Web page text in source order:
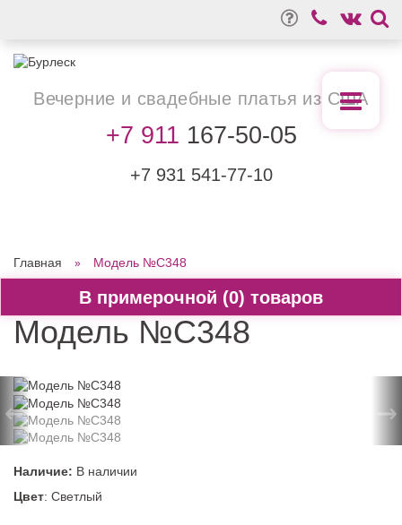
0
Вечерние и свадебные платья из США
+7 911 167-50-05
+7 931 541-77-10
Главная Модель №C348
Модель №C348
← →
Наличие: В наличии
Цвет: Светлый